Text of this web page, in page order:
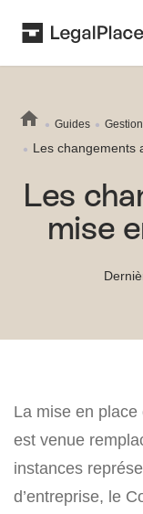
Guides
Les changements
Les
mise
La mise en place
est venue
instances
d’entreprise, le